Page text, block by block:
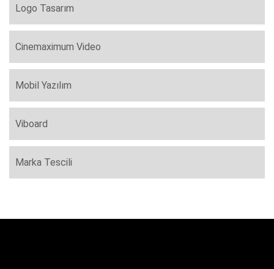
Logo Tasarım
Cinemaximum Video
Mobil Yazılım
Viboard
Marka Tescili